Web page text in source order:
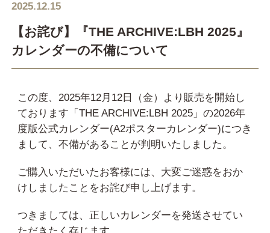
2025.12.15
【お詫び】『THE ARCHIVE:LBH 2025』
カレンダーの不備について
この度、2025年12月12日（金）より販売を開始し
ております「THE ARCHIVE:LBH 2025」の2026年
度版公式カレンダー(A2ポスターカレンダー)につき
まして、不備があることが判明いたしました。
ご購入いただいたお客様には、大変ご迷惑をおか
けしましたことをお詫び申し上げます。
つきましては、正しいカレンダーを発送させてい